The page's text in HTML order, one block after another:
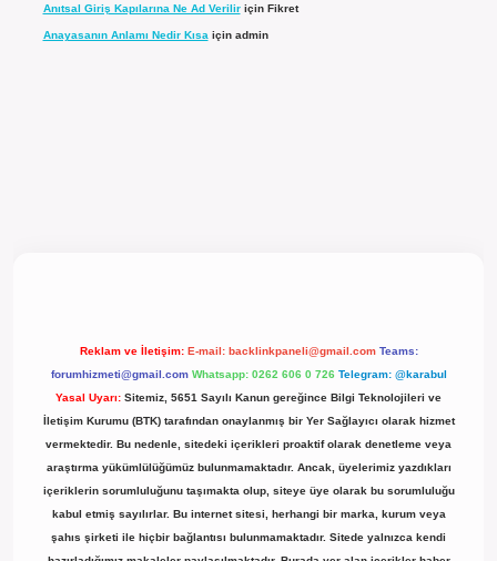
Anıtsal Giriş Kapılarına Ne Ad Veriliriçin Fikret
Anayasanın Anlamı Nedir Kısa için admin
Reklam ve İletişim: E-mail: backlinkpaneli@gmail.com Teams:
forumhizmeti@gmail.com Whatsapp: 0262 606 0 726 Telegram: @karabul
Yasal Uyarı: Sitemiz, 5651 Sayılı Kanun gereğince Bilgi Teknolojileri ve
İletişim Kurumu (BTK) tarafından onaylanmış bir Yer Sağlayıcı olarak hizmet
vermektedir. Bu nedenle, sitedeki içerikleri proaktif olarak denetleme veya
araştırma yükümlülüğümüz bulunmamaktadır. Ancak, üyelerimiz yazdıkları
içeriklerin sorumluluğunu taşımakta olup, siteye üye olarak bu sorumluluğu
kabul etmiş sayılırlar. Bu internet sitesi, herhangi bir marka, kurum veya
şahıs şirketi ile hiçbir bağlantısı bulunmamaktadır. Sitede yalnızca kendi